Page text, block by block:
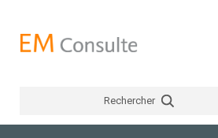
Rechercher